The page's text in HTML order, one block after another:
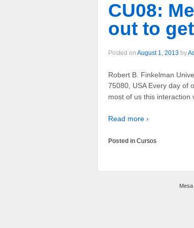
CU08:
out to
Posted on August 1, 2013 by
Robert B. Finkelman
75080, USA Every day of
most of us this interaction
Read more ›
Posted in Cursos